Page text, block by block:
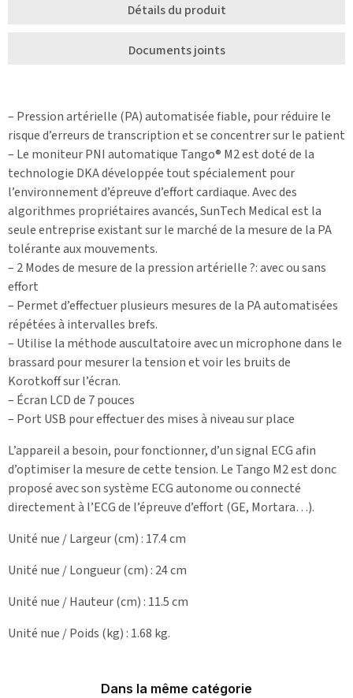
Détails du produit
Documents joints
– Pression artérielle (PA) automatisée fiable, pour réduire le
risque d’erreurs de transcription et se concentrer sur le patient
– Le moniteur PNI automatique Tango® M2 est doté de la
technologie DKA développée tout spécialement pour
l’environnement d’épreuve d’effort cardiaque. Avec des
algorithmes propriétaires avancés, SunTech Medical est la
seule entreprise existant sur le marché de la mesure de la PA
tolérante aux mouvements.
– 2 Modes de mesure de la pression artérielle ?: avec ou sans
effort
– Permet d’effectuer plusieurs mesures de la PA automatisées
répétées à intervalles brefs.
– Utilise la méthode auscultatoire avec un microphone dans le
brassard pour mesurer la tension et voir les bruits de
Korotkoff sur l’écran.
– Écran LCD de 7 pouces
– Port USB pour effectuer des mises à niveau sur place
L’appareil a besoin, pour fonctionner, d’un signal ECG afin
d’optimiser la mesure de cette tension. Le Tango M2 est donc
proposé avec son système ECG autonome ou connecté
directement à l’ECG de l’épreuve d’effort (GE, Mortara…).
Unité nue / Largeur (cm) : 17.4 cm
Unité nue / Longueur (cm) : 24 cm
Unité nue / Hauteur (cm) : 11.5 cm
Unité nue / Poids (kg) : 1.68 kg.
Dans la même catégorie